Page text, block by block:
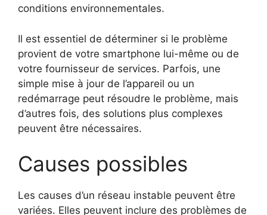
conditions environnementales.
Il est essentiel de déterminer si le problème
provient de votre smartphone lui-même ou de
votre fournisseur de services. Parfois, une
simple mise à jour de l’appareil ou un
redémarrage peut résoudre le problème, mais
d’autres fois, des solutions plus complexes
peuvent être nécessaires.
Causes possibles
Les causes d’un réseau instable peuvent être
variées. Elles peuvent inclure des problèmes de